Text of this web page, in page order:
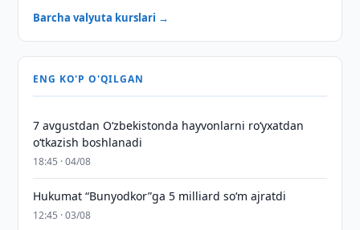
Barcha valyuta kurslari →
ENG KO'P O'QILGAN
7 avgustdan O‘zbekistonda hayvonlarni ro‘yxatdan
o‘tkazish boshlanadi
18:45 · 04/08
Hukumat “Bunyodkor”ga 5 milliard so‘m ajratdi
12:45 · 03/08